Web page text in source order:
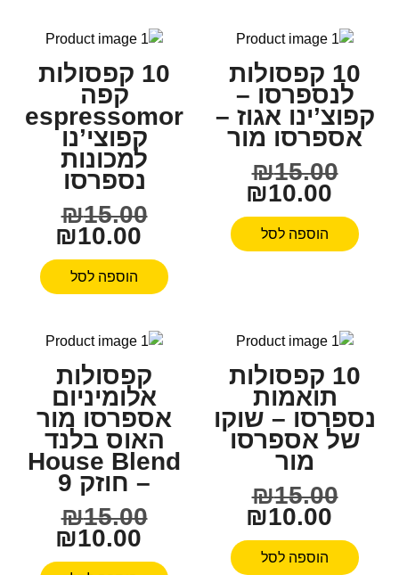
10 קפסולות
לנספרסו –
קפוצ’ינו אגוז –
אספרסו מור
₪15.00
₪10.00
הוספה לסל
10 קפסולות
קפה
espressomor
קפוצי’נו
למכונות
נספרסו
₪15.00
₪10.00
הוספה לסל
10 קפסולות
תואמות
נספרסו – שוקו
של אספרסו
מור
₪15.00
₪10.00
הוספה לסל
קפסולות
אלומיניום
אספרסו מור
האוס בלנד
House Blend
– חוזק 9
₪15.00
₪10.00